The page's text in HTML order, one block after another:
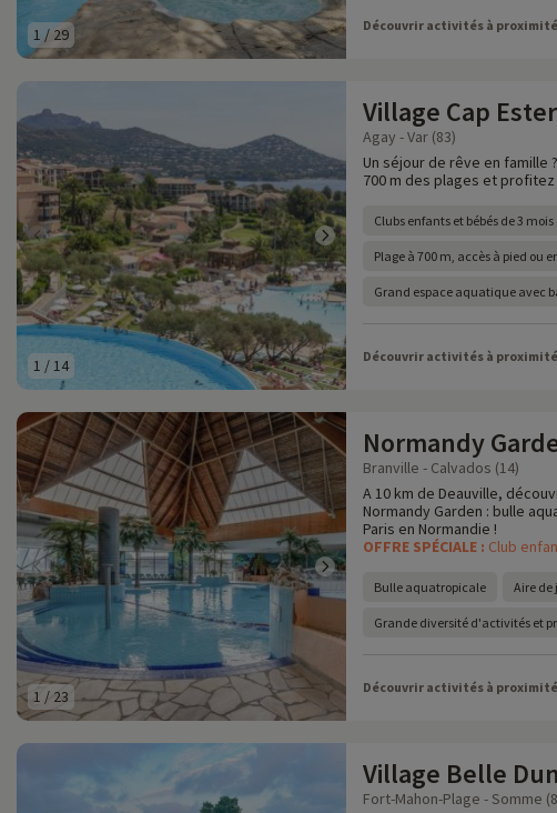
1 / 29 Découvrir activités à proximité
1 /14
Village Cap
Agay - Var (83)
Un séjour de rêve en famille
700 m des plages et
Clubs enfants et bébés de 3 mois
Plage à 700 m, accès à pied ou
Grand espace aquatique avec
Découvrir activités à proximité
1 / 23
Normandy
Branville - Calvados (14)
A 10 km de Deauville,
Normandy Garden : bulle
Paris en Normandie !
OFFRE SPÉCIALE : Club
Bulle aquatropicale Aire de
Grande diversité d'activités et
Découvrir activités à proximité
Village Belle
Fort-Mahon-Plage - Somme